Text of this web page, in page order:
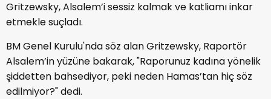
Gritzewsky, Alsalem’i sessiz kalmak ve katliamı inkar
etmekle suçladı.
BM Genel Kurulu'nda söz alan Gritzewsky, Raportör
Alsalem’in yüzüne bakarak, "Raporunuz kadına yönelik
şiddetten bahsediyor, peki neden Hamas’tan hiç söz
edilmiyor?" dedi.